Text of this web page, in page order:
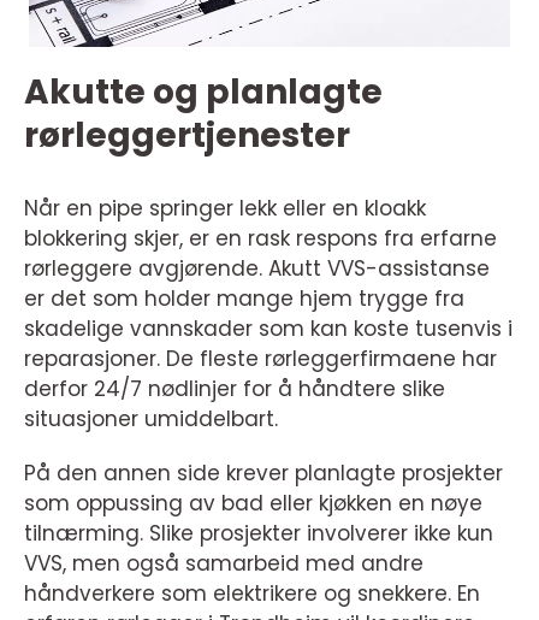
Akutte og planlagte
rørleggertjenester
Når en pipe springer lekk eller en kloakk
blokkering skjer, er en rask respons fra erfarne
rørleggere avgjørende. Akutt VVS-assistanse
er det som holder mange hjem trygge fra
skadelige vannskader som kan koste tusenvis i
reparasjoner. De fleste rørleggerfirmaene har
derfor 24/7 nødlinjer for å håndtere slike
situasjoner umiddelbart.
På den annen side krever planlagte prosjekter
som oppussing av bad eller kjøkken en nøye
tilnærming. Slike prosjekter involverer ikke kun
VVS, men også samarbeid med andre
håndverkere som elektrikere og snekkere. En